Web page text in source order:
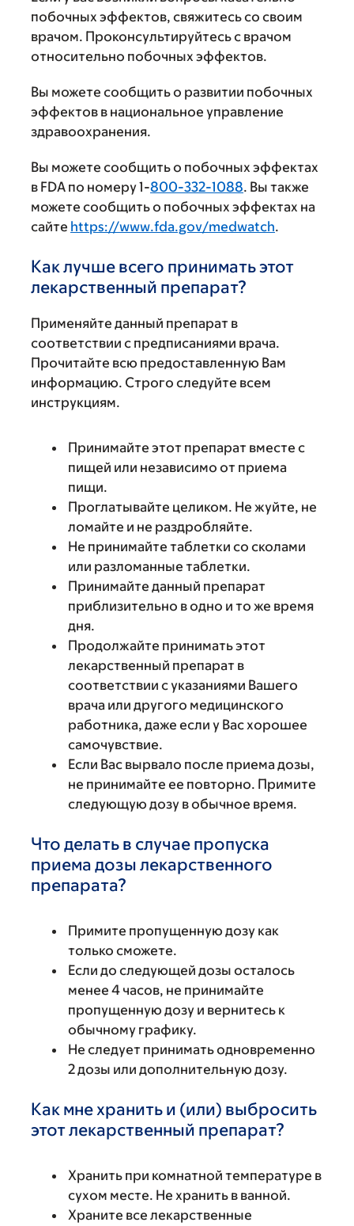
побочных эффектов, свяжитесь со своим
врачом. Проконсультируйтесь с врачом
относительно побочных эффектов.
Вы можете сообщить о развитии побочных
эффектов в национальное управление
здравоохранения.
Вы можете сообщить о побочных эффектах
в FDA по номеру 1-800-332-1088. Вы также
можете сообщить о побочных эффектах на
сайте https://www.fda.gov/medwatch.
Как лучше всего принимать этот
лекарственный препарат?
Применяйте данный препарат в
соответствии с предписаниями врача.
Прочитайте всю предоставленную Вам
информацию. Строго следуйте всем
инструкциям.
Принимайте этот препарат вместе с
пищей или независимо от приема
пищи.
Проглатывайте целиком. Не жуйте, не
ломайте и не раздробляйте.
Не принимайте таблетки со сколами
или разломанные таблетки.
Принимайте данный препарат
приблизительно в одно и то же время
дня.
Продолжайте принимать этот
лекарственный препарат в
соответствии с указаниями Вашего
врача или другого медицинского
работника, даже если у Вас хорошее
самочувствие.
Если Вас вырвало после приема дозы,
не принимайте ее повторно. Примите
следующую дозу в обычное время.
Что делать в случае пропуска
приема дозы лекарственного
препарата?
Примите пропущенную дозу как
только сможете.
Если до следующей дозы осталось
менее 4 часов, не принимайте
пропущенную дозу и вернитесь к
обычному графику.
Не следует принимать одновременно
2 дозы или дополнительную дозу.
Как мне хранить и (или) выбросить
этот лекарственный препарат?
Хранить при комнатной температуре в
сухом месте. Не хранить в ванной.
Храните все лекарственные